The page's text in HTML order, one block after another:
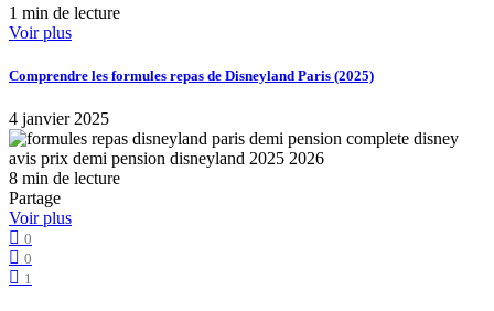
1 min de lecture
Voir plus
Comprendre les formules repas de Disneyland Paris (2025)
4 janvier 2025
8 min de lecture
Partage
Voir plus
0
0
1